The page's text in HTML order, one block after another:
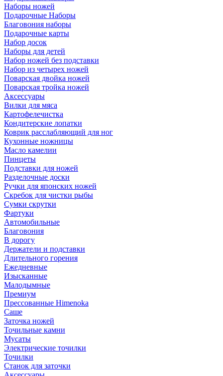
Наборы ножей
Подарочные Наборы
Благовония наборы
Подарочные карты
Набор досок
Наборы для детей
Набор ножей без подставки
Набор из четырех ножей
Поварская двойка ножей
Поварская тройка ножей
Аксессуары
Вилки для мяса
Картофелечистка
Кондитерские лопатки
Коврик расслабляющий для ног
Кухонные ножницы
Масло камелии
Пинцеты
Подставки для ножей
Разделочные доски
Ручки для японских ножей
Скребок для чистки рыбы
Сумки скрутки
Фартуки
Автомобильные
Благовония
В дорогу
Держатели и подставки
Длительного горения
Ежедневные
Изысканные
Малодымные
Премиум
Прессованные Himenoka
Саше
Заточка ножей
Точильные камни
Мусаты
Электрические точилки
Точилки
Станок для заточки